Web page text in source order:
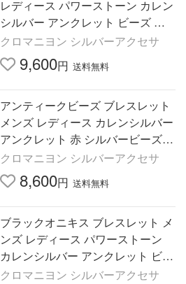
レディース パワーストーン カレン
シルバー アンクレット ビーズ 赤
カレン族
クロマニヨン シルバーアクセサ
9,600円 送料無料
アンティークビーズ ブレスレット
メンズ レディース カレンシルバー
アンクレット 赤 シルバービーズ
カレン族
クロマニヨン シルバーアクセサ
8,600円 送料無料
ブラックオニキス ブレスレット メ
ンズ レディース パワーストーン
カレンシルバー アンクレット ビー
ズ 黒 シンプル カレン族
クロマニヨン シルバーアクセサ